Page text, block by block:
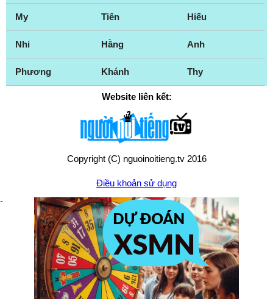
My Tiên Hiếu
Nhi Hằng Anh
Phương Khánh Thy
Website liên kết:
Copyright (C) nguoinoitieng.tv 2016
Điều khoản sử dụng
Chính sách quyền riêng tư
Liên hệ:mail.nguoinoitieng.tv@gmail.com